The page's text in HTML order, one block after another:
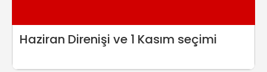
Haziran Direnişi ve 1 Kasım seçimi